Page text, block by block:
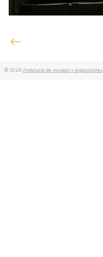
Navegación
entradas
© 2026 Andalucía de museos y exposiciones